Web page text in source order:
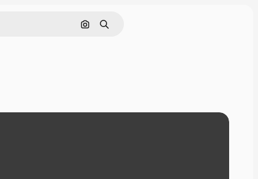
Поиск по изображению
Поиск